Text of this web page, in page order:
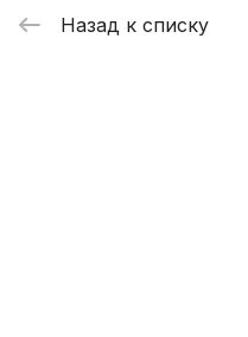
Назад к списку